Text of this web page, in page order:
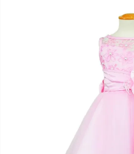
発表会・コンクール
予約・配送・返却・料金
あんしんパック
実店舗 つくば店
茨城県土浦市大町14-16-1F
10:00–18:00（完全予約制）
月曜日